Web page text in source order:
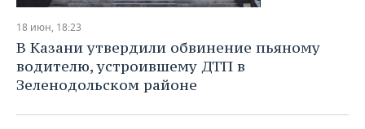
18 июн, 18:23
В Казани утвердили обвинение пьяному
водителю, устроившему ДТП в
Зеленодольском районе